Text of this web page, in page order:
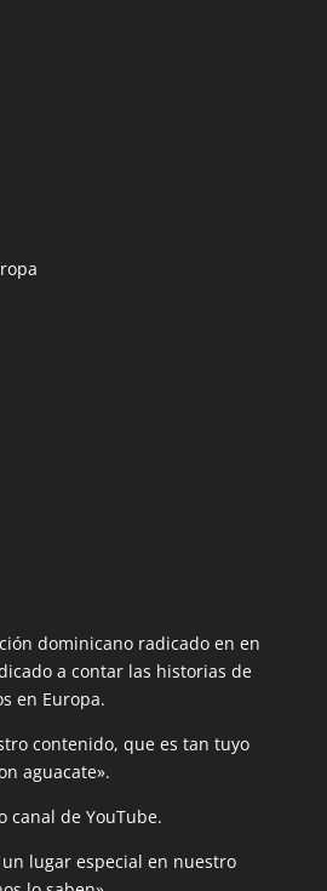
dominicano radicado en en
a contar las historias de
en Europa.
contenido, que es tan tuyo
aguacate».
canal de YouTube.
lugar especial en nuestro